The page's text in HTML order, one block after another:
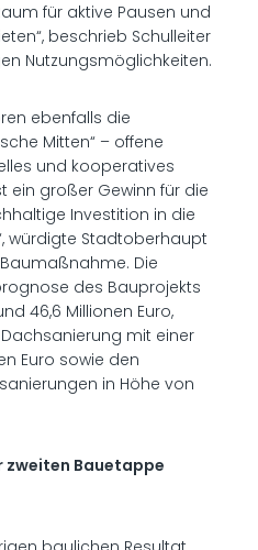
für aktive Pausen und
beschrieb Schulleiter
Nutzungsmöglichkeiten.
ebenfalls die
Mitten“ – offene
und kooperatives
ein großer Gewinn für die
Investition in die
würdigte Stadtoberhaupt
Die
des Bauprojekts
46,6 Millionen Euro,
mit einer
Euro sowie den
in Höhe von
zweiten Bauetappe